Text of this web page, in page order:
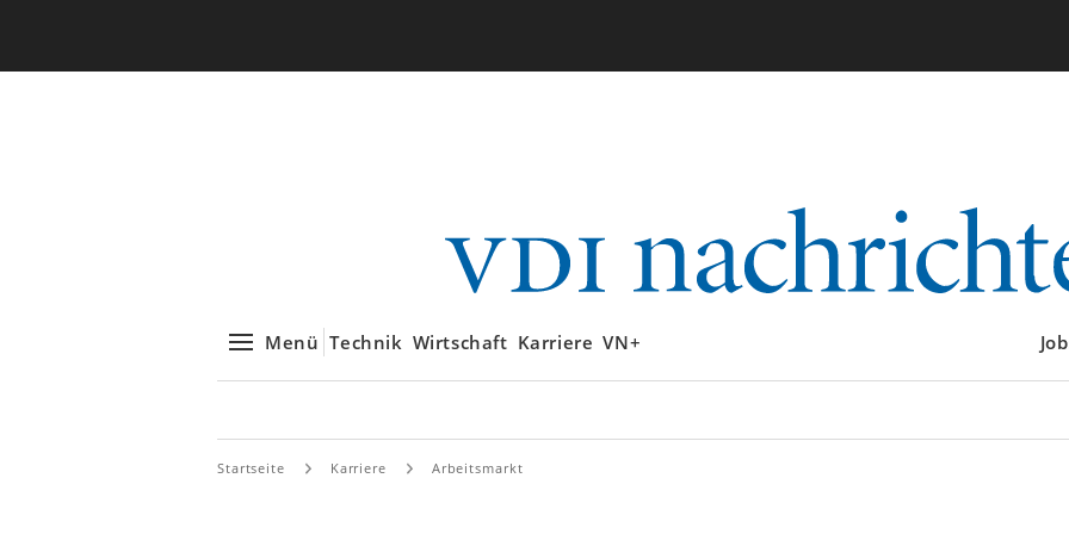
Menü Technik Wirtschaft Karriere VN+
Startseite Karriere Arbeitsmarkt